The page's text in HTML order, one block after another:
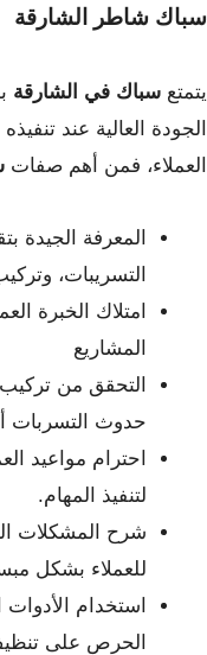
سباك شاطر الشارقة
يتمتع سباك في الشارقة
الجودة العالية عند
العملاء، فمن أهم صفات
المعرفة الجيدة
التسريبات،
امتلاك الخبرة
المشاريع
التحقق من
حدوث التسربات
احترام مواعيد
لتنفيذ المهام.
شرح المشكلات
للعملاء بشكل
استخدام
الحرص على